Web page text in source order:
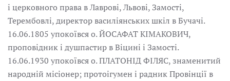
і церковного права в Лаврові, Львові, Замості,
Терембовлі, директор василіянських шкіл в Бучачі.
16.06.1805 упокоївся о. ЙОСАФАТ КІМАКОВИЧ,
проповідник і душпастир в Віцині і Замості.
16.06.1930 упокоївся о. ПЛАТОНІД ФІЛЯС, знаменитий
народній місіонер; протоігумен і радник Провінції в